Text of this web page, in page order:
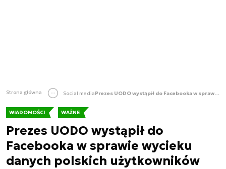
Strona główna Social media Prezes UODO wystąpił do Facebooka w sprawie wycieku danych polskich użytkowników
WIADOMOŚCI WAŻNE
Prezes UODO wystąpił do
Facebooka w sprawie wycieku
danych polskich użytkowników